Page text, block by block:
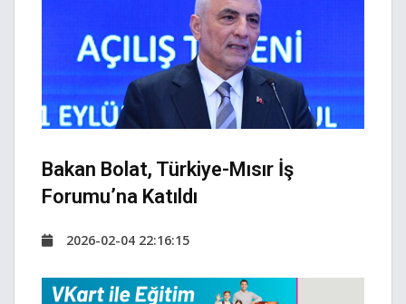
Bakan Bolat, Türkiye-Mısır İş
Forumu’na Katıldı
2026-02-04 22:16:15